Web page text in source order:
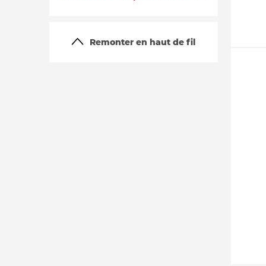
Remonter en haut de fil